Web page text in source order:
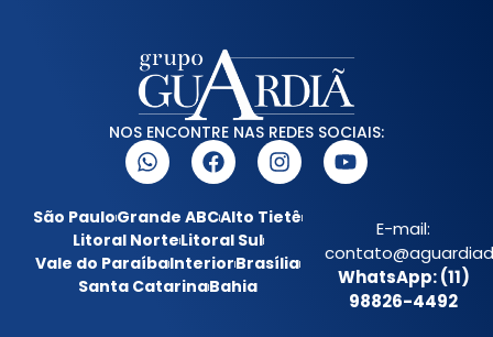
NOS ENCONTRE NAS REDES SOCIAIS:
São PauloGrande ABCAlto Tietê
Litoral NorteLitoral Sul
Vale do ParaíbaInteriorBrasília
Santa CatarinaBahia
E-mail:
WhatsApp: (11)
98826-4492